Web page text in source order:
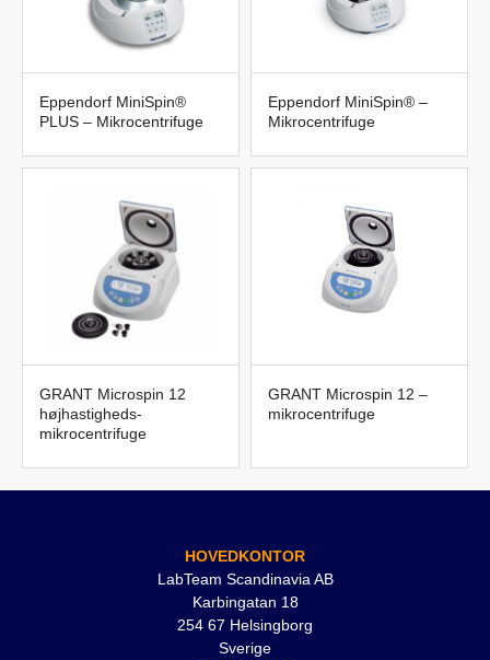
Eppendorf MiniSpin®
PLUS – Mikrocentrifuge
Eppendorf MiniSpin® –
Mikrocentrifuge
GRANT Microspin 12
højhastigheds-
mikrocentrifuge
GRANT Microspin 12 –
mikrocentrifuge
HOVEDKONTOR
LabTeam Scandinavia AB
Karbingatan 18
254 67 Helsingborg
Sverige